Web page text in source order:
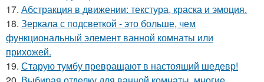
17. Абстракция в движении: текстура, краска и эмоция.
18. Зеркала с подсветкой - это больше, чем
функциональный элемент ванной комнаты или
прихожей.
19. Старую тумбу превращают в настоящий шедевр!